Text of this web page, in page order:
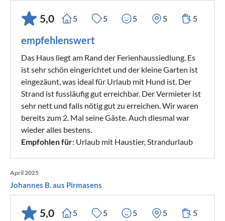
5,0 5 5 5 5 5
empfehlenswert
Das Haus liegt am Rand der Ferienhaussiedlung. Es
ist sehr schön eingerichtet und der kleine Garten ist
eingezäunt, was ideal für Urlaub mit Hund ist. Der
Strand ist fussläufig gut erreichbar. Der Vermieter ist
sehr nett und falls nötig gut zu erreichen. Wir waren
bereits zum 2. Mal seine Gäste. Auch diesmal war
wieder alles bestens.
Empfohlen für: Urlaub mit Haustier, Strandurlaub
April 2025
Johannes B. aus Pirmasens
5,0 5 5 5 5 5